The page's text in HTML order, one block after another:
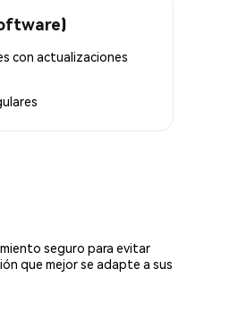
con actualizaciones
seguro para evitar
que mejor se adapte a sus